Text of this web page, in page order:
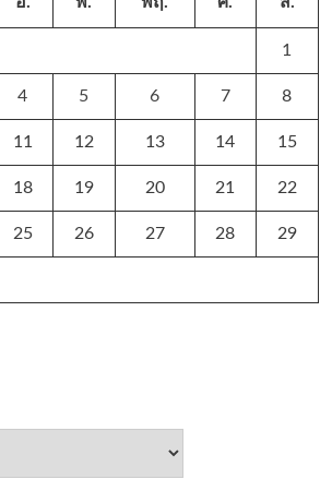
1
4 5 6 7 8
11 12 13 14 15
18 19 20 21 22
25 26 27 28 29